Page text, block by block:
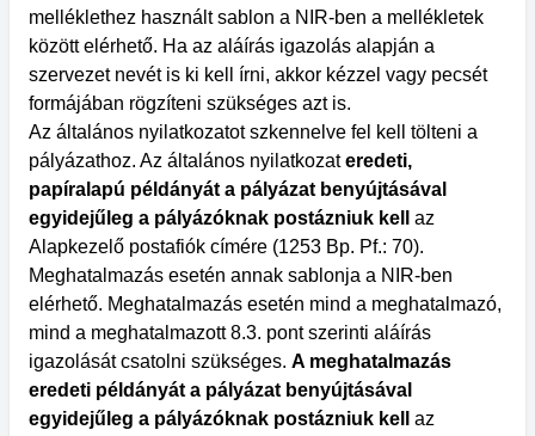
melléklethez használt sablon a NIR-ben a mellékletek
között elérhető. Ha az aláírás igazolás alapján a
szervezet nevét is ki kell írni, akkor kézzel vagy pecsét
formájában rögzíteni szükséges azt is.
Az általános nyilatkozatot szkennelve fel kell tölteni a
pályázathoz. Az általános nyilatkozateredeti,
papíralapú példányát a pályázat benyújtásával
egyidejűleg a pályázóknak postázniuk kell az
Alapkezelő postafiók címére (1253 Bp. Pf.: 70).
Meghatalmazás esetén annak sablonja a NIR-ben
elérhető. Meghatalmazás esetén mind a meghatalmazó,
mind a meghatalmazott 8.3. pont szerinti aláírás
igazolását csatolni szükséges. A meghatalmazás
eredeti példányát a pályázat benyújtásával
egyidejűleg a pályázóknak postázniuk kell az